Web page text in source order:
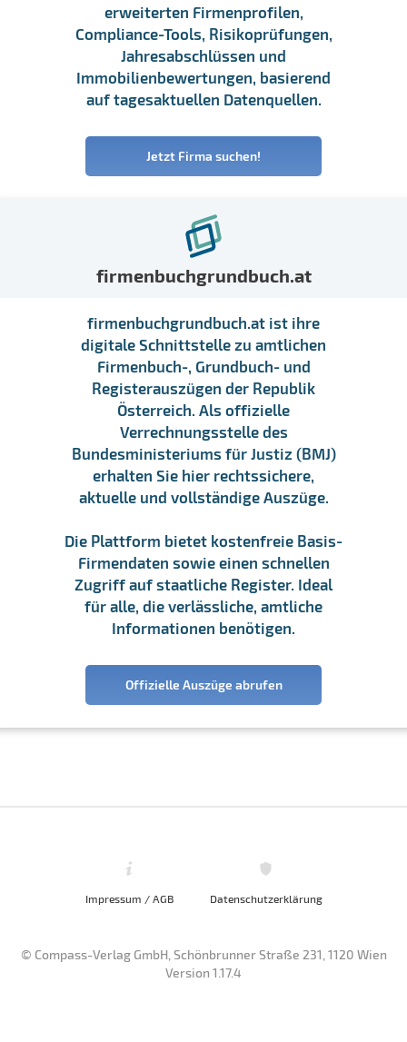
erweiterten Firmenprofilen,
Compliance-Tools, Risikoprüfungen,
Jahresabschlüssen und
Immobilienbewertungen, basierend
auf tagesaktuellen Datenquellen.
Jetzt Firma suchen!
firmenbuchgrundbuch.at
firmenbuchgrundbuch.at ist ihre
digitale Schnittstelle zu amtlichen
Firmenbuch-, Grundbuch- und
Registerauszügen der Republik
Österreich. Als offizielle
Verrechnungsstelle des
Bundesministeriums für Justiz (BMJ)
erhalten Sie hier rechtssichere,
aktuelle und vollständige Auszüge.
Die Plattform bietet kostenfreie Basis-
Firmendaten sowie einen schnellen
Zugriff auf staatliche Register. Ideal
für alle, die verlässliche, amtliche
Informationen benötigen.
Offizielle Auszüge abrufen
Impressum / AGB Datenschutzerklärung
© Compass-Verlag GmbH, Schönbrunner Straße 231, 1120 Wien
Version 1.17.4